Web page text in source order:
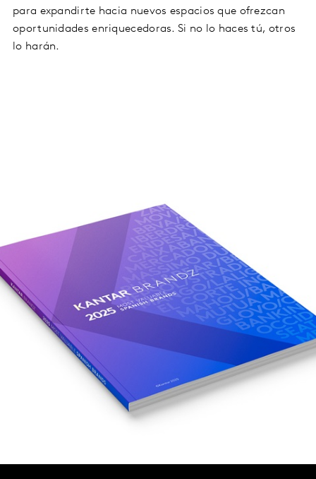
para expandirte hacia nuevos espacios que ofrezcan
oportunidades enriquecedoras. Si no lo haces tú, otros
lo harán.